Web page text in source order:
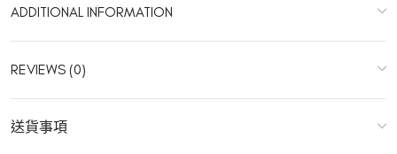
ADDITIONAL INFORMATION
REVIEWS (0)
送貨事項